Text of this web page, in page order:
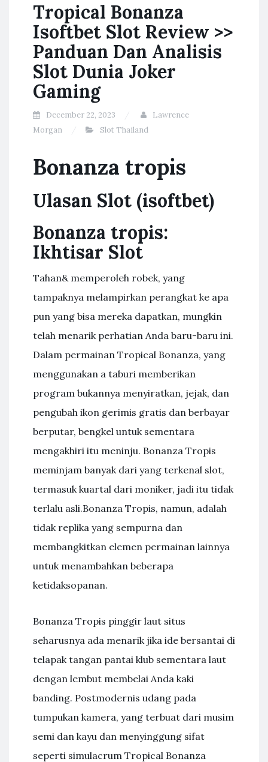
Tropical Bonanza
Isoftbet Slot Review >>
Panduan Dan Analisis
Slot Dunia Joker
Gaming
December 22, 2023
Lawrence
Morgan
Slot Thailand
Bonanza tropis
Ulasan Slot (isoftbet)
Bonanza tropis:
Ikhtisar Slot
Tahan& memperoleh robek, yang
tampaknya melampirkan perangkat ke apa
pun yang bisa mereka dapatkan, mungkin
telah menarik perhatian Anda baru-baru ini.
Dalam permainan Tropical Bonanza, yang
menggunakan a taburi memberikan
program bukannya menyiratkan, jejak, dan
pengubah ikon gerimis gratis dan berbayar
berputar, bengkel untuk sementara
mengakhiri itu meninju. Bonanza Tropis
meminjam banyak dari yang terkenal slot,
termasuk kuartal dari moniker, jadi itu tidak
terlalu asli.Bonanza Tropis, namun, adalah
tidak replika yang sempurna dan
membangkitkan elemen permainan lainnya
untuk menambahkan beberapa
ketidaksopanan.
Bonanza Tropis pinggir laut situs
seharusnya ada menarik jika ide bersantai di
telapak tangan pantai klub sementara laut
dengan lembut membelai Anda kaki
banding. Postmodernis udang pada
tumpukan kamera, yang terbuat dari musim
semi dan kayu dan menyinggung sifat
seperti simulacrum Tropical Bonanza